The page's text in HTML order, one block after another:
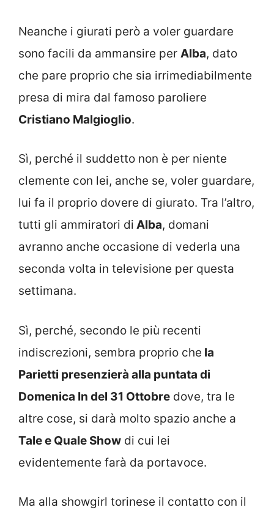
Neanche i giurati però a voler guardare
sono facili da ammansire per Alba, dato
che pare proprio che sia irrimediabilmente
presa di mira dal famoso paroliere
Cristiano Malgioglio.
Sì, perché il suddetto non è per niente
clemente con lei, anche se, voler guardare,
lui fa il proprio dovere di giurato. Tra l’altro,
tutti gli ammiratori di Alba, domani
avranno anche occasione di vederla una
seconda volta in televisione per questa
settimana.
Sì, perché, secondo le più recenti
indiscrezioni, sembra proprio che la
Parietti presenzierà alla puntata di
Domenica In del 31 Ottobre dove, tra le
altre cose, si darà molto spazio anche a
Tale e Quale Show di cui lei
evidentemente farà da portavoce.
Ma alla showgirl torinese il contatto con il